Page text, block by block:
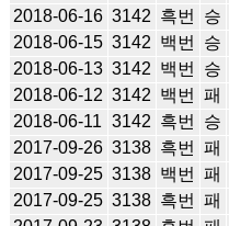
2018-06-16 3142 흑번 승
2018-06-15 3142 백번 승
2018-06-13 3142 백번 승
2018-06-12 3142 백번 패
2018-06-11 3142 흑번 승
2017-09-26 3138 흑번 패
2017-09-25 3138 백번 패
2017-09-25 3138 흑번 패